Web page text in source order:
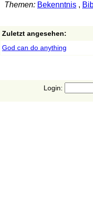
Themen: Bekenntnis,
Zuletzt angesehen:
God can do anything
Login: